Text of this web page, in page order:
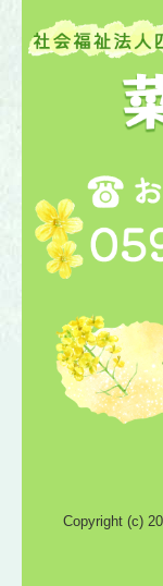
Copyright (c)